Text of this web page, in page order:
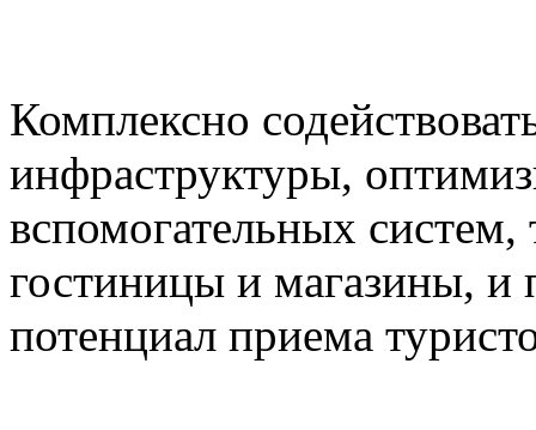
Комплексно
инфраструктуры,
вспомогательных
гостиницы и магазины, и
потенциал приема